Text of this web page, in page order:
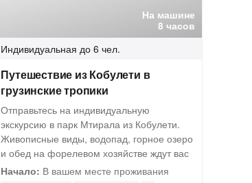
На машине
8 часов
Индивидуальная до 6 чел.
Путешествие из Кобулети в
грузинские тропики
Отправьтесь на индивидуальную
экскурсию в парк Мтирала из Кобулети.
Живописные виды, водопад, горное озеро
и обед на форелевом хозяйстве ждут вас
Начало: В вашем месте проживания